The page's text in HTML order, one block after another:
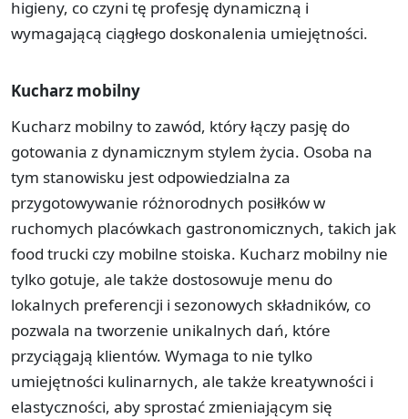
higieny, co czyni tę profesję dynamiczną i
wymagającą ciągłego doskonalenia umiejętności.
Kucharz mobilny
Kucharz mobilny to zawód, który łączy pasję do
gotowania z dynamicznym stylem życia. Osoba na
tym stanowisku jest odpowiedzialna za
przygotowywanie różnorodnych posiłków w
ruchomych placówkach gastronomicznych, takich jak
food trucki czy mobilne stoiska. Kucharz mobilny nie
tylko gotuje, ale także dostosowuje menu do
lokalnych preferencji i sezonowych składników, co
pozwala na tworzenie unikalnych dań, które
przyciągają klientów. Wymaga to nie tylko
umiejętności kulinarnych, ale także kreatywności i
elastyczności, aby sprostać zmieniającym się